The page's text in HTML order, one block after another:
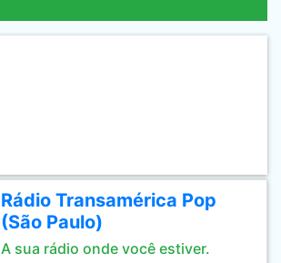
Rádio Transamérica Pop
(São Paulo)
A sua rádio onde você estiver.